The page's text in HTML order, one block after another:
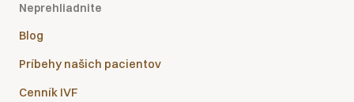
Neprehliadnite
Blog
Príbehy našich pacientov
Cenník IVF